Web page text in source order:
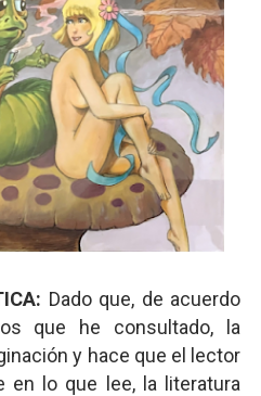
Dado que, de acuerdo
que he consultado, la
y hace que el lector
en lo que lee, la literatura